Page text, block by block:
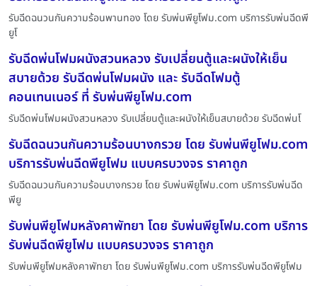
รับฉีดฉนวนกันความร้อนพานทอง โดย รับพ่นพียูโฟม.com บริการรับพ่นฉีดพี
ยูโ
รับฉีดพ่นโฟมผนังสวนหลวง รับเปลี่ยนตู้และผนังให้เย็น
สบายด้วย รับฉีดพ่นโฟมผนัง และ รับฉีดโฟมตู้
คอนเทนเนอร์ ที่ รับพ่นพียูโฟม.com
รับฉีดพ่นโฟมผนังสวนหลวง รับเปลี่ยนตู้และผนังให้เย็นสบายด้วย รับฉีดพ่นโ
รับฉีดฉนวนกันความร้อนบางกรวย โดย รับพ่นพียูโฟม.com
บริการรับพ่นฉีดพียูโฟม แบบครบวงจร ราคาถูก
รับฉีดฉนวนกันความร้อนบางกรวย โดย รับพ่นพียูโฟม.com บริการรับพ่นฉีด
พียู
รับพ่นพียูโฟมหลังคาพัทยา โดย รับพ่นพียูโฟม.com บริการ
รับพ่นฉีดพียูโฟม แบบครบวงจร ราคาถูก
รับพ่นพียูโฟมหลังคาพัทยา โดย รับพ่นพียูโฟม.com บริการรับพ่นฉีดพียูโฟม